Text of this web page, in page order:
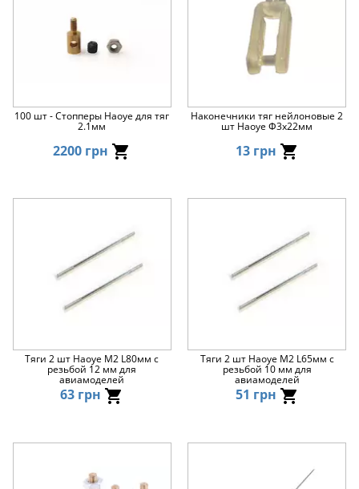
100 шт - Стопперы Haoye для тяг
2.1мм
2200 грн
Наконечники тяг нейлоновые 2
шт Haoye Φ3x22мм
13 грн
Тяги 2 шт Haoye M2 L80мм с
резьбой 12 мм для
авиамоделей
63 грн
Тяги 2 шт Haoye M2 L65мм с
резьбой 10 мм для
авиамоделей
51 грн